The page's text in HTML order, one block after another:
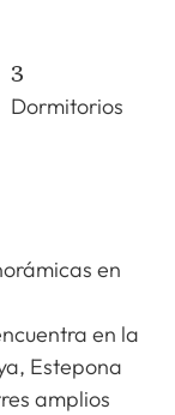
3
Dormitorios
en
en la
Estepona
amplios